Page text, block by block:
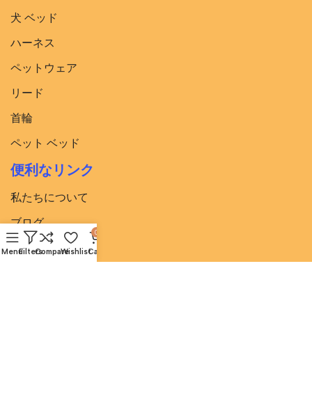
犬 ベッド​
ハーネス
ペットウェア
リード
首輪
ペット ベッド
便利なリンク
私たちについて
ブログ
ベストディール
MenuFiltersCompareWishlist
0
Cart